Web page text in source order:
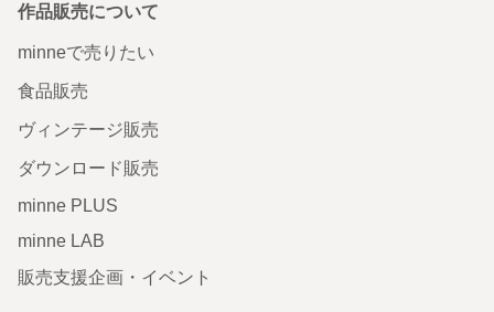
作品販売について
minneで売りたい
食品販売
ヴィンテージ販売
ダウンロード販売
minne PLUS
minne LAB
販売支援企画・イベント